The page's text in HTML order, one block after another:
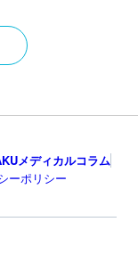
メディカルコラム
ーポリシー